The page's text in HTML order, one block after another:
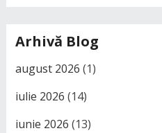
Arhivă Blog
august 2026 (1)
iulie 2026 (14)
iunie 2026 (13)